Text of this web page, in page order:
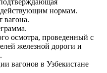
действующим нормам.
вагона.
осмотра, проведенный с
железной дороги и
вагонов в Узбекистане